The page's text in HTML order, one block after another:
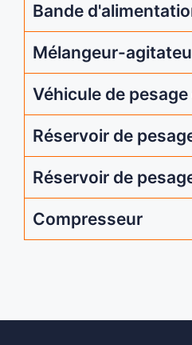
Bande
Mélangeur-
Véhicule de
Réservoir de
Réservoir de
Compresseur